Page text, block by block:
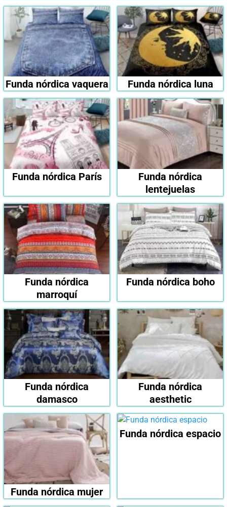
Funda nórdica vaquera Funda nórdica luna
Funda nórdica París
Funda nórdica
lentejuelas
Funda nórdica
marroquí
Funda nórdica boho
Funda nórdica
damasco
Funda nórdica
aesthetic
Funda nórdica mujer
Funda nórdica espacio